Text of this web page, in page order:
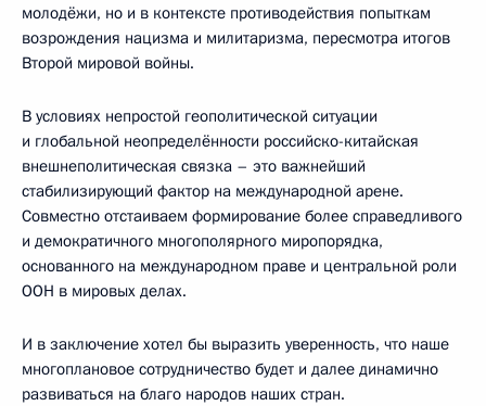
молодёжи, но и в контексте противодействия попыткам
возрождения нацизма и милитаризма, пересмотра итогов
Второй мировой войны.
В условиях непростой геополитической ситуации
и глобальной неопределённости российско-китайская
внешнеполитическая связка – это важнейший
стабилизирующий фактор на международной арене.
Совместно отстаиваем формирование более справедливого
и демократичного многополярного миропорядка,
основанного на международном праве и центральной роли
ООН в мировых делах.
И в заключение хотел бы выразить уверенность, что наше
многоплановое сотрудничество будет и далее динамично
развиваться на благо народов наших стран.